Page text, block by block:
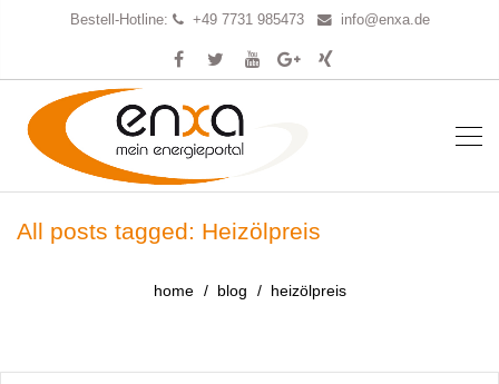
Bestell-Hotline: +49 7731 985473 info@enxa.de
All posts tagged: Heizölpreis
home blog heizölpreis